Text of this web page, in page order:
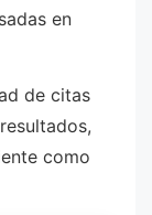
en
de citas
como